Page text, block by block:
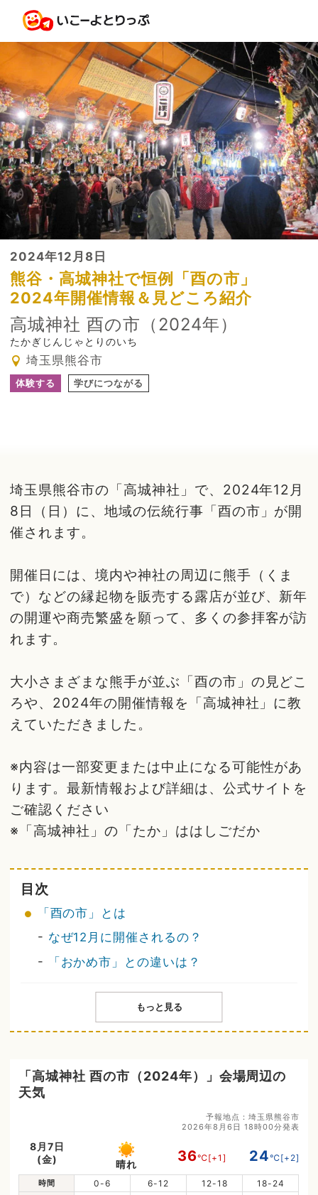
2024年12月8日
熊谷・高城神社で恒例「酉の市」
2024年開催情報＆見どころ紹介
高城神社 酉の市（2024年）
たかぎじんじゃとりのいち
埼玉県熊谷市
体験する 学びにつながる
埼玉県熊谷市の「高城神社」で、2024年12月
8日（日）に、地域の伝統行事「酉の市」が開
催されます。
開催日には、境内や神社の周辺に熊手（くま
で）などの縁起物を販売する露店が並び、新年
の開運や商売繁盛を願って、多くの参拝客が訪
れます。
大小さまざまな熊手が並ぶ「酉の市」の見どこ
ろや、2024年の開催情報を「高城神社」に教
えていただきました。
※内容は一部変更または中止になる可能性があ
ります。最新情報および詳細は、公式サイトを
ご確認ください
※「高城神社」の「たか」ははしごだか
目次
「酉の市」とは
- なぜ12月に開催されるの？
-
「おかめ市」との違いは？
もっと見る
「高城神社 酉の市（2024年）」会場周辺の
天気
予報地点：埼玉県熊谷市
2026年8月6日 18時00分発表
8月7日
(金)
晴れ 36℃[+1] 24℃[+2]
時間 0-6 6-12 12-18 18-24